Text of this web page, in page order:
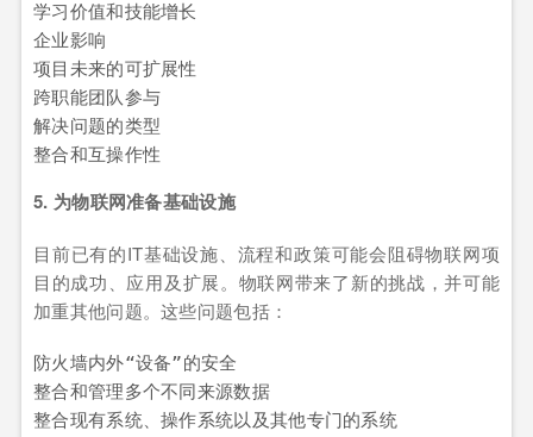
学习价值和技能增长
企业影响
项目未来的可扩展性
跨职能团队参与
解决问题的类型
整合和互操作性
5. 为物联网准备基础设施
目前已有的IT基础设施、流程和政策可能会阻碍物联网项
目的成功、应用及扩展。物联网带来了新的挑战，并可能
加重其他问题。这些问题包括：
防火墙内外“设备”的安全
整合和管理多个不同来源数据
整合现有系统、操作系统以及其他专门的系统